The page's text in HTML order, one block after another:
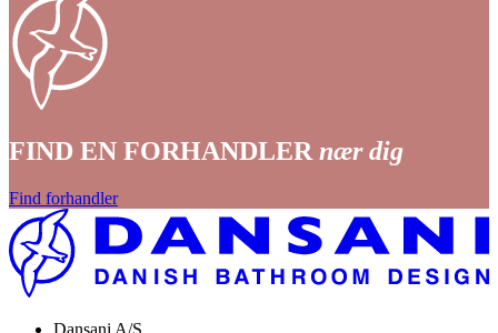
FIND EN FORHANDLER nær dig
Find forhandler
Dansani A/S